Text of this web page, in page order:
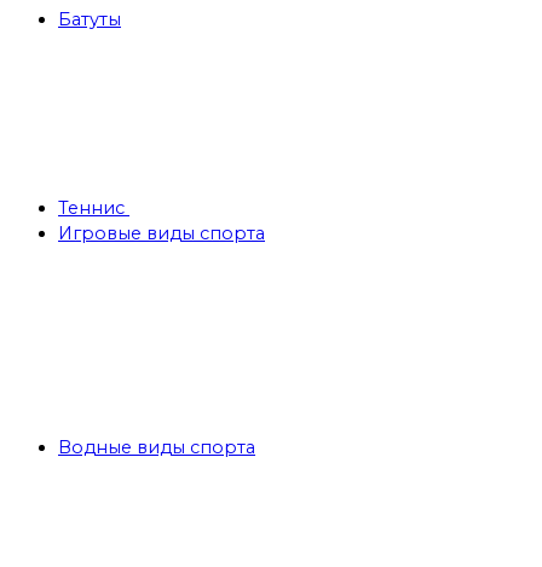
Батуты
Теннис
Игровые виды спорта
Водные виды спорта